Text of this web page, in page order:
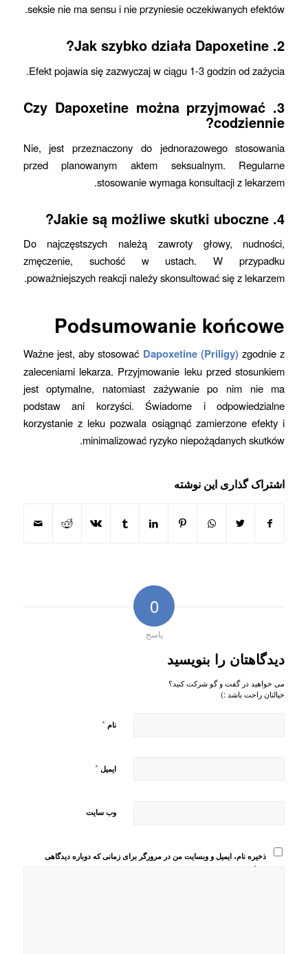
seksie nie ma sensu i nie przyniesie oczekiwanych efektów.
2. Jak szybko działa Dapoxetine?
Efekt pojawia się zazwyczaj w ciągu 1-3 godzin od zażycia.
3. Czy Dapoxetine można przyjmować
codziennie?
Nie, jest przeznaczony do jednorazowego stosowania
przed planowanym aktem seksualnym. Regularne
stosowanie wymaga konsultacji z lekarzem.
4. Jakie są możliwe skutki uboczne?
Do najczęstszych należą zawroty głowy, nudności,
zmęczenie, suchość w ustach. W przypadku
poważniejszych reakcji należy skonsultować się z lekarzem.
Podsumowanie końcowe
Ważne jest, aby stosować Dapoxetine (Priligy)zgodnie z
zaleceniami lekarza. Przyjmowanie leku przed stosunkiem
jest optymalne, natomiast zażywanie po nim nie ma
podstaw ani korzyści. Świadome i odpowiedzialne
korzystanie z leku pozwala osiągnąć zamierzone efekty i
minimalizować ryzyko niepożądanych skutków.
اشتراک گذاری این نوشته
0
پاسخ
دیدگاهتان را بنویسید
می خواهید در گفت و گو شرکت کنید؟
خیالتان راحت باشد :)
نام *
ایمیل *
وب‌ سایت
ذخیره نام، ایمیل و وبسایت من در مرورگر برای زمانی که دوباره دیدگاهی
می‌نویسم.